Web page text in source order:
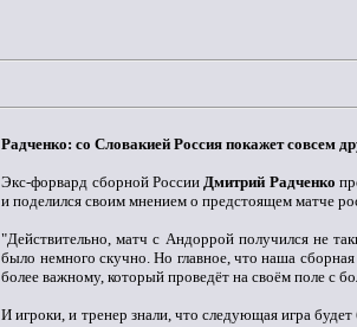
Радченко: со Словакией Россия покажет совсем
Экс-форвард сборной РоссииДмитрий Радченко
и поделился своим мнением о предстоящем матче
"Действительно, матч с Андоррой получился не
было немного скучно. Но главное, что наша
более важному, который проведёт на своём поле с
И игроки, и тренер знали, что следующая игра